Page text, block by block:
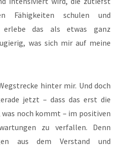
Fähigkeiten schulen und
erlebe das als etwas ganz
was sich mir auf meine
hinter mir. Und doch
jetzt – dass das erst die
was noch kommt – im positiven
zu verfallen. Denn
aus dem Verstand und